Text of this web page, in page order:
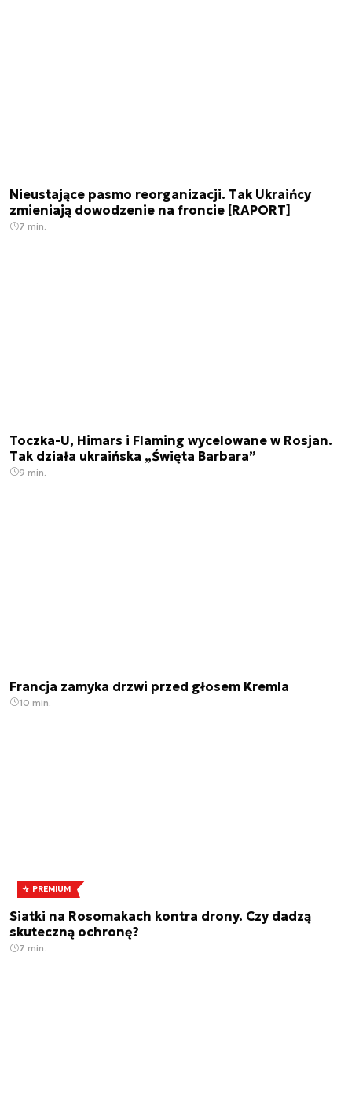
Nieustające pasmo reorganizacji. Tak Ukraińcy
zmieniają dowodzenie na froncie [RAPORT]
7 min.
Toczka-U, Himars i Flaming wycelowane w Rosjan.
Tak działa ukraińska „Święta Barbara”
9 min.
Francja zamyka drzwi przed głosem Kremla
10 min.
PREMIUM
Siatki na Rosomakach kontra drony. Czy dadzą
skuteczną ochronę?
7 min.